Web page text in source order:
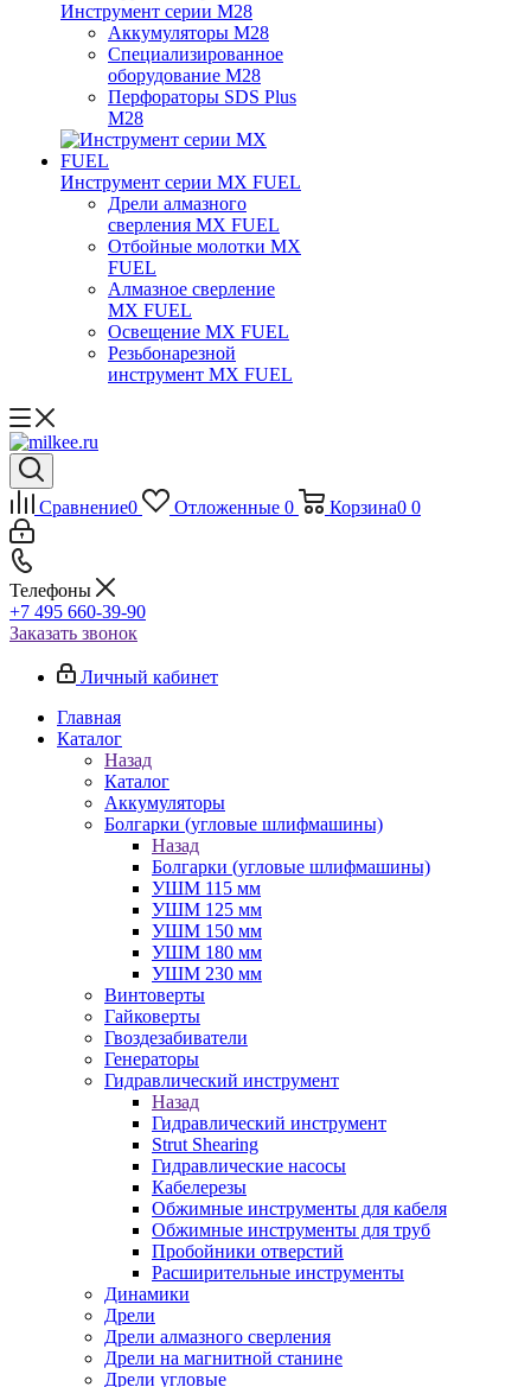
Инструмент серии M28
Аккумуляторы M28
Специализированное
оборудование M28
Перфораторы SDS Plus
M28
Инструмент серии MX FUEL
Дрели алмазного
сверления MX FUEL
Отбойные молотки MX
FUEL
Алмазное сверление
MX FUEL
Освещение MX FUEL
Резьбонарезной
инструмент MX FUEL
Сравнение0 Отложенные 0 Корзина0 0
Телефоны
+7 495 660-39-90
Заказать звонок
Личный кабинет
Главная
Каталог
Назад
Каталог
Аккумуляторы
Болгарки (угловые шлифмашины)
Назад
Болгарки (угловые шлифмашины)
УШМ 115 мм
УШМ 125 мм
УШМ 150 мм
УШМ 180 мм
УШМ 230 мм
Винтоверты
Гайковерты
Гвоздезабиватели
Генераторы
Гидравлический инструмент
Назад
Гидравлический инструмент
Strut Shearing
Гидравлические насосы
Кабелерезы
Обжимные инструменты для кабеля
Обжимные инструменты для труб
Пробойники отверстий
Расширительные инструменты
Динамики
Дрели
Дрели алмазного сверления
Дрели на магнитной станине
Дрели угловые